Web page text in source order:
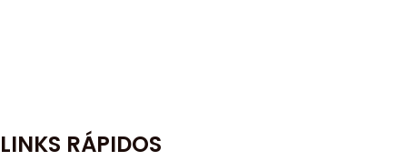
LINKS RÁPIDOS